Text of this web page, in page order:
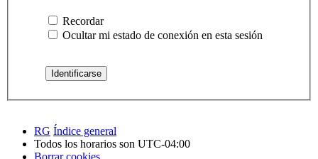
Recordar
Ocultar mi estado de conexión en esta sesión
RG Índice general
Todos los horarios son UTC-04:00
Borrar cookies